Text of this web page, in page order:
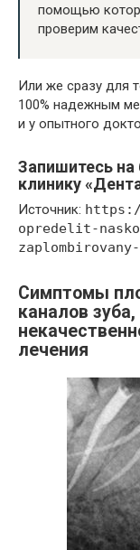
помощью
проверим
Или же сразу для
100% надежным
и у опытного
Запишитесь
клинику
Источник:
opredelit-
Симптомы
каналов
лечения